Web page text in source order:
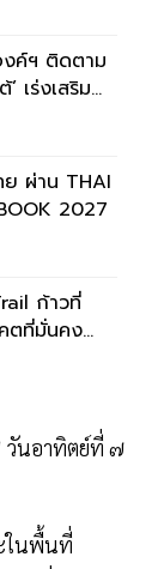
งค์ฯ ติดตาม
เร่งเสริม
ย ผ่าน THAI
2027
ก้าวที่
ตที่มั่นคง
วันอาทิตย์ที่ ๗
ในพื้นที่